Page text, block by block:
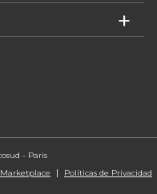
- Paris
Políticas de Privacidad